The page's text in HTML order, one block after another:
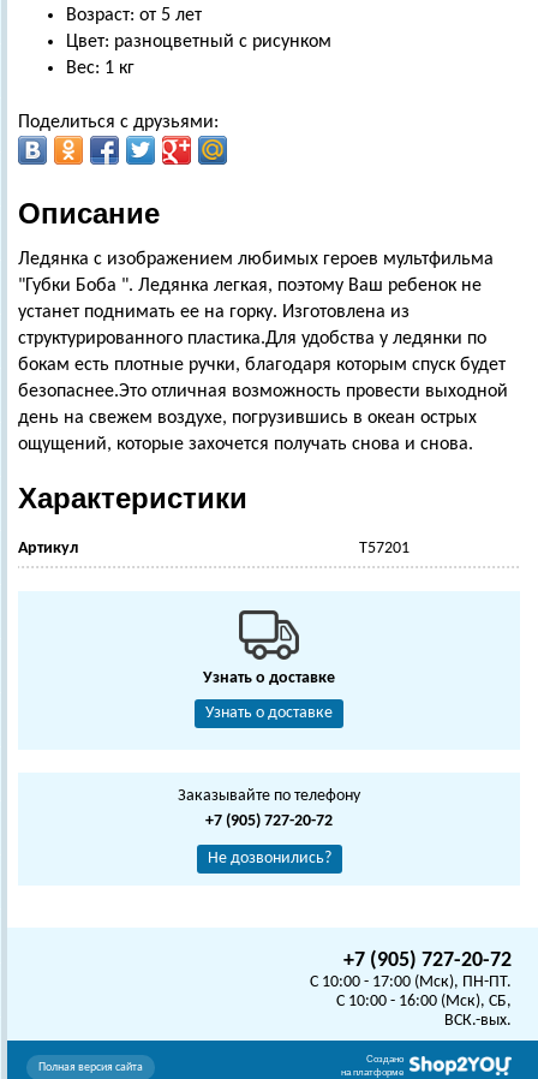
Возраст: от 5 лет
Цвет: разноцветный с рисунком
Вес: 1 кг
Поделиться с друзьями:
Описание
Ледянка с изображением любимых героев мультфильма
"Губки Боба ". Ледянка легкая, поэтому Ваш ребенок не
устанет поднимать ее на горку. Изготовлена из
структурированного пластика.Для удобства у ледянки по
бокам есть плотные ручки, благодаря которым спуск будет
безопаснее.Это отличная возможность провести выходной
день на свежем воздухе, погрузившись в океан острых
ощущений, которые захочется получать снова и снова.
Характеристики
Артикул Т57201
Узнать о доставке
Узнать о доставке
Заказывайте по телефону
+7 (905) 727-20-72
Не дозвонились?
+7 (905) 727-20-72
C 10:00 - 17:00 (Мск), ПН-ПТ.
C 10:00 - 16:00 (Мск), СБ,
ВСК.-вых.
Создано
на платформе
Полная версия сайта